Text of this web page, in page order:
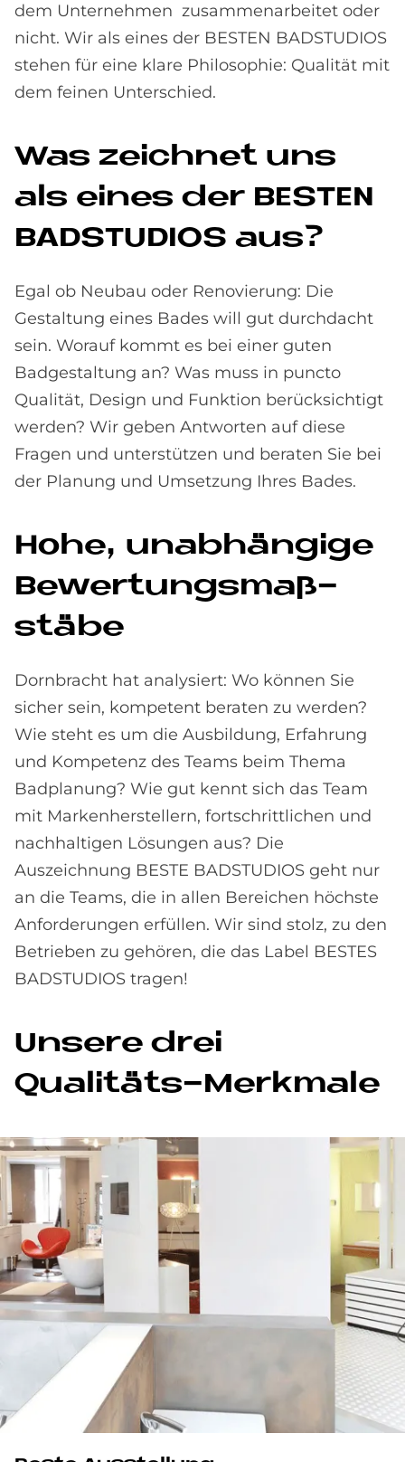
dem Unternehmen zusammenarbeitet oder
nicht. Wir als eines der BESTEN BADSTUDIOS
stehen für eine klare Philosophie: Qualität mit
dem feinen Unterschied.
Was zeich­net uns
als eines der BE­STEN
BAD­STU­DI­OS aus?
Egal ob Neubau oder Renovierung: Die
Gestaltung eines Bades will gut durchdacht
sein. Worauf kommt es bei einer guten
Badgestaltung an? Was muss in puncto
Qualität, Design und Funktion berücksichtigt
werden? Wir geben Antworten auf diese
Fragen und unterstützen und beraten Sie bei
der Planung und Umsetzung Ihres Bades.
Hohe, un­ab­hän­gi­ge
Be­wer­tungs­maß­
stä­be
Dornbracht hat analysiert: Wo können Sie
sicher sein, kompetent beraten zu werden?
Wie steht es um die Ausbildung, Erfahrung
und Kompetenz des Teams beim Thema
Badplanung? Wie gut kennt sich das Team
mit Markenherstellern, fortschrittlichen und
nachhaltigen Lösungen aus? Die
Auszeichnung BESTE BADSTUDIOS geht nur
an die Teams, die in allen Bereichen höchste
Anforderungen erfüllen. Wir sind stolz, zu den
Betrieben zu gehören, die das Label BESTES
BADSTUDIOS tragen!
Unsere drei
Qualitäts-Merkmale